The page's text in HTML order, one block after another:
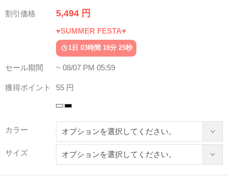
割引価格 5,494 円
♥SUMMER FESTA♥
1日 03時間 18分 21秒
セール期間 ~ 08/07 PM 05:59
獲得ポイント 55 円
カラー
サイズ